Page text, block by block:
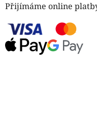
Přijímáme online